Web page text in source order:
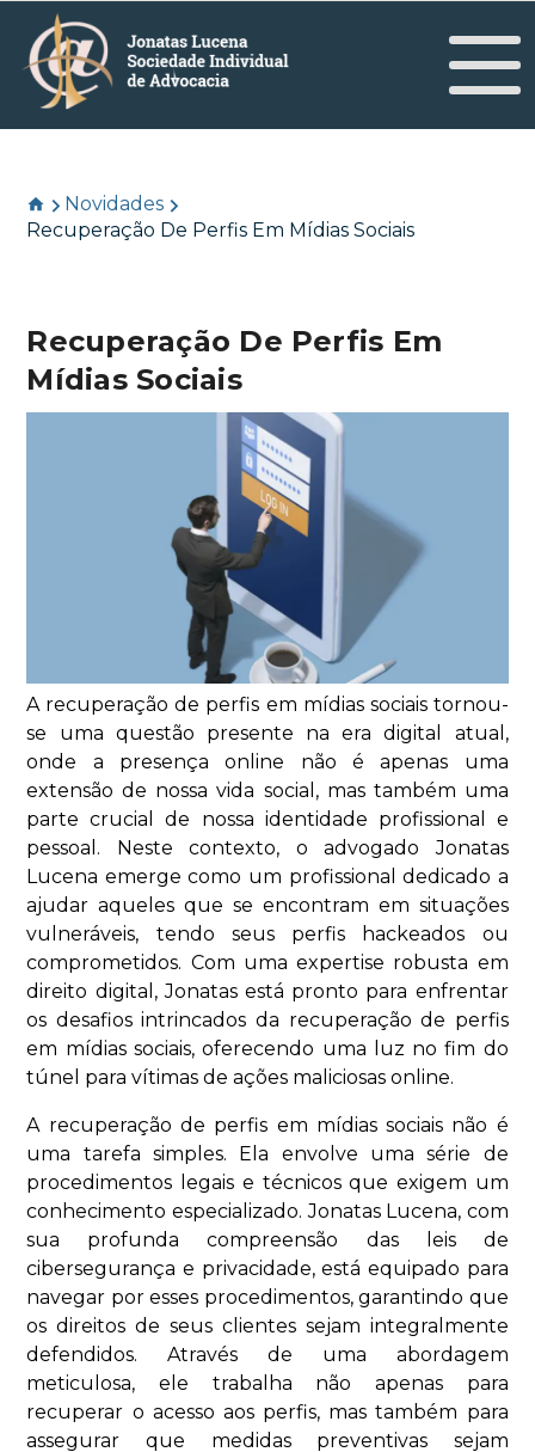
Novidades
Recuperação De Perfis Em Mídias Sociais
Recuperação De Perfis Em
Mídias Sociais
A recuperação de perfis em mídias sociais tornou-
se uma questão presente na era digital atual,
onde a presença online não é apenas uma
extensão de nossa vida social, mas também uma
parte crucial de nossa identidade profissional e
pessoal. Neste contexto, o advogado Jonatas
Lucena emerge como um profissional dedicado a
ajudar aqueles que se encontram em situações
vulneráveis, tendo seus perfis hackeados ou
comprometidos. Com uma expertise robusta em
direito digital, Jonatas está pronto para enfrentar
os desafios intrincados da recuperação de perfis
em mídias sociais, oferecendo uma luz no fim do
túnel para vítimas de ações maliciosas online.
A recuperação de perfis em mídias sociais não é
uma tarefa simples. Ela envolve uma série de
procedimentos legais e técnicos que exigem um
conhecimento especializado. Jonatas Lucena, com
sua profunda compreensão das leis de
cibersegurança e privacidade, está equipado para
navegar por esses procedimentos, garantindo que
os direitos de seus clientes sejam integralmente
defendidos. Através de uma abordagem
meticulosa, ele trabalha não apenas para
recuperar o acesso aos perfis, mas também para
assegurar que medidas preventivas sejam